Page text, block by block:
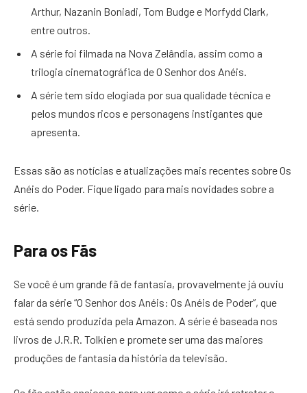
Arthur, Nazanin Boniadi, Tom Budge e Morfydd Clark,
entre outros.
A série foi filmada na Nova Zelândia, assim como a
trilogia cinematográfica de O Senhor dos Anéis.
A série tem sido elogiada por sua qualidade técnica e
pelos mundos ricos e personagens instigantes que
apresenta.
Essas são as notícias e atualizações mais recentes sobre Os
Anéis do Poder. Fique ligado para mais novidades sobre a
série.
Para os Fãs
Se você é um grande fã de fantasia, provavelmente já ouviu
falar da série “O Senhor dos Anéis: Os Anéis de Poder”, que
está sendo produzida pela Amazon. A série é baseada nos
livros de J.R.R. Tolkien e promete ser uma das maiores
produções de fantasia da história da televisão.